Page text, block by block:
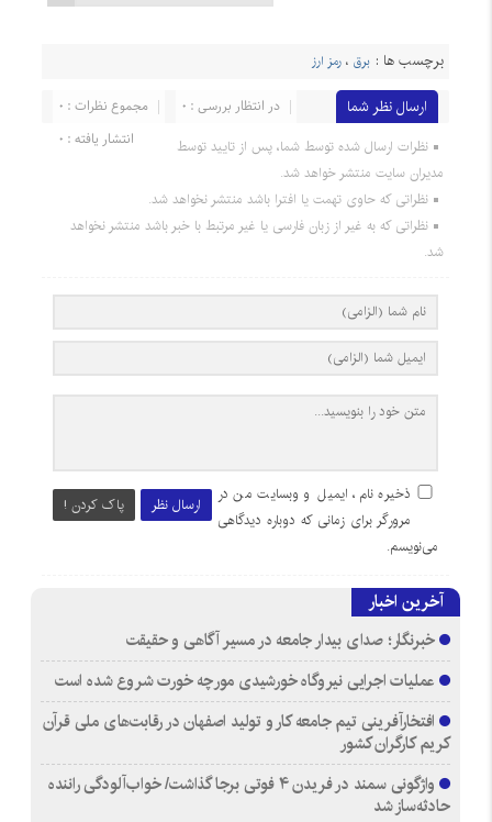
برچسب ها : برق ،رمز ارز
ارسال نظر شما مجموع نظرات : 0
در انتظار بررسی : 0
انتشار یافته : 0
نظرات ارسال شده توسط شما، پس از تایید توسط
مدیران سایت منتشر خواهد شد.
نظراتی که حاوی تهمت یا افترا باشد منتشر نخواهد شد.
نظراتی که به غیر از زبان فارسی یا غیر مرتبط با خبر باشد منتشر نخواهد
شد.
ارسال نظر پاک کردن !
ذخیره نام، ایمیل و وبسایت من در
مرورگر برای زمانی که دوباره دیدگاهی
می‌نویسم.
آخرین اخبار
خبرنگار؛ صدای بیدار جامعه در مسیر آگاهی و حقیقت
عملیات اجرایی نیروگاه خورشیدی مورچه خورت شروع شده است
افتخارآفرینی تیم جامعه کار و تولید اصفهان در رقابت‌های ملی قرآن
کریم کارگران کشور
واژگونی سمند در فریدن ۴ فوتی برجا گذاشت/ خواب‌آلودگی راننده
حادثه‌ساز شد